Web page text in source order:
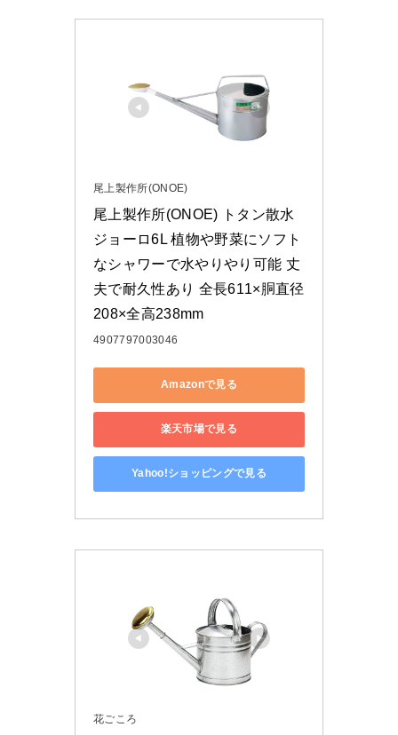
尾上製作所(ONOE)
尾上製作所(ONOE) トタン散水
ジョーロ6L 植物や野菜にソフト
なシャワーで水やりやり可能 丈
夫で耐久性あり 全長611×胴直径
208×全高238mm
4907797003046
Amazonで見る
楽天市場で見る
Yahoo!ショッピングで見る
花ごころ